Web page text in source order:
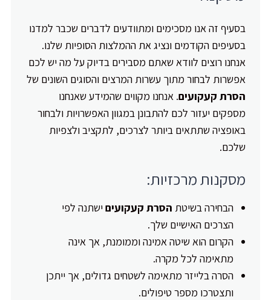
בסעיף זה אנו מסכימים ומתוודעים לדברים שכבר למדנו
בסעיפים הקודמים ונציג את ההמלצות הסופיות שלנו.
אנחנו רוצים לוודא שאתם מסבירים בדיוק על מה יש לכם
אפשרות לבחור מתוך עשרות המרצים והסוגים השונים של
הסרת קעקועים. אנחנו מקווים שהמידע שאנחנו
מספקים יעזור לכם להתבונן במגוון האפשרויות ולבחור
באופציה שתתאים ביותר לצרכים, לתקציב ולצפיות
שלכם.
מסקנות מרכזיות:
הבחירה בשיטת הסרת קעקועיםישתנה לפי
הצרכים האישיים שלך.
הקרום הוא שיטה אמינה וממומנת, אך אינה
מתאימה לכל מקרה.
הסרה בלייזר מתאימה לשטחים גדולים, אך ייתכן
ותצטרכו מספר טיפולים.